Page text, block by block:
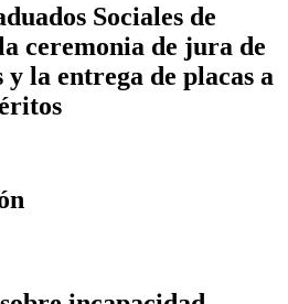
Sociales de
ceremonia de jura de
y la entrega de placas a